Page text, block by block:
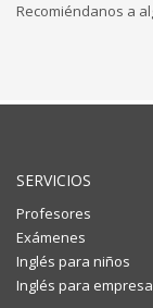
Recomiéndanos a
SERVICIOS
Profesores
Exámenes
Inglés para niños
Inglés para